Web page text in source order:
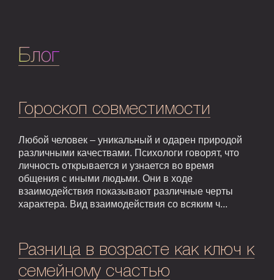
Блог
Гороскоп совместимости
Любой человек – уникальный и одарен природой
различными качествами. Психологи говорят, что
личность открывается и узнается во время
общения с иными людьми. Они в ходе
взаимодействия показывают различные черты
характера. Вид взаимодействия со всяким ч...
Разница в возрасте как ключ к
семейному счастью